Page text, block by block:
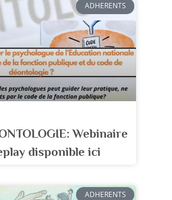
ADHERENTS
Webinaire
disponible ici
ADHERENTS